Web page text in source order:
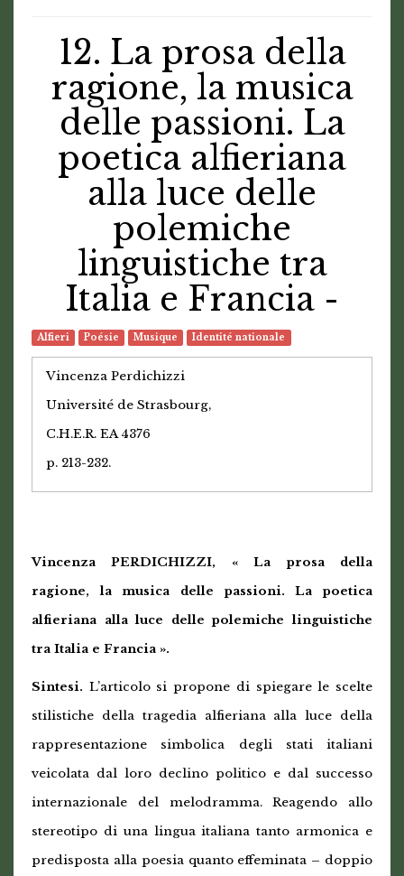
12. La prosa della
ragione, la musica
delle passioni. La
poetica alfieriana
alla luce delle
polemiche
linguistiche tra
Italia e Francia -
Alfieri Poésie Musique Identité nationale
Vincenza Perdichizzi
Université de Strasbourg,
C.H.E.R. EA 4376
p. 213-232.
Vincenza PERDICHIZZI, « La prosa della
ragione, la musica delle passioni. La poetica
alfieriana alla luce delle polemiche linguistiche
tra Italia e Francia ».
Sintesi. L’articolo si propone di spiegare le scelte
stilistiche della tragedia alfieriana alla luce della
rappresentazione simbolica degli stati italiani
veicolata dal loro declino politico e dal successo
internazionale del melodramma. Reagendo allo
stereotipo di una lingua italiana tanto armonica e
predisposta alla poesia quanto effeminata – doppio